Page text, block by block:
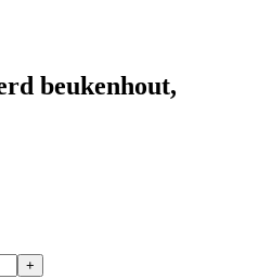
beukenhout,
+